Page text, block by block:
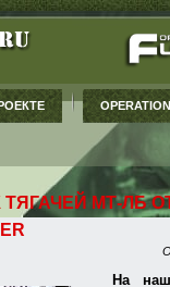
МТ-ЛБ
На